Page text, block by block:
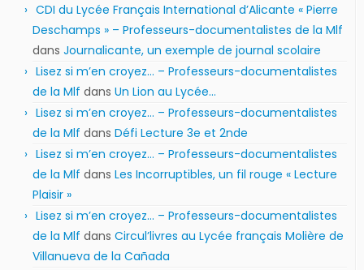
CDI du Lycée Français International d’Alicante « Pierre
Deschamps » – Professeurs-documentalistes de la Mlf
dans Journalicante, un exemple de journal scolaire
Lisez si m’en croyez… – Professeurs-documentalistes
de la Mlf dans Un Lion au Lycée…
Lisez si m’en croyez… – Professeurs-documentalistes
de la Mlf dans Défi Lecture 3e et 2nde
Lisez si m’en croyez… – Professeurs-documentalistes
de la Mlf dans Les Incorruptibles, un fil rouge « Lecture
Plaisir »
Lisez si m’en croyez… – Professeurs-documentalistes
de la Mlf dans Circul’livres au Lycée français Molière de
Villanueva de la Cañada